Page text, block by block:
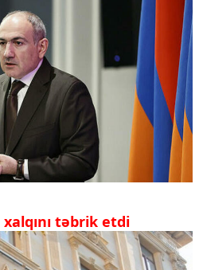
xalqını təbrik etdi